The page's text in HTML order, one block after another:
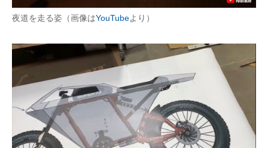
夜道を走る姿（画像はYouTubeより）